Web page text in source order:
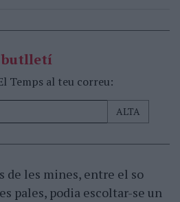
butlletí
Temps al teu correu:
de les mines, entre el so
pales, podia escoltar-se un